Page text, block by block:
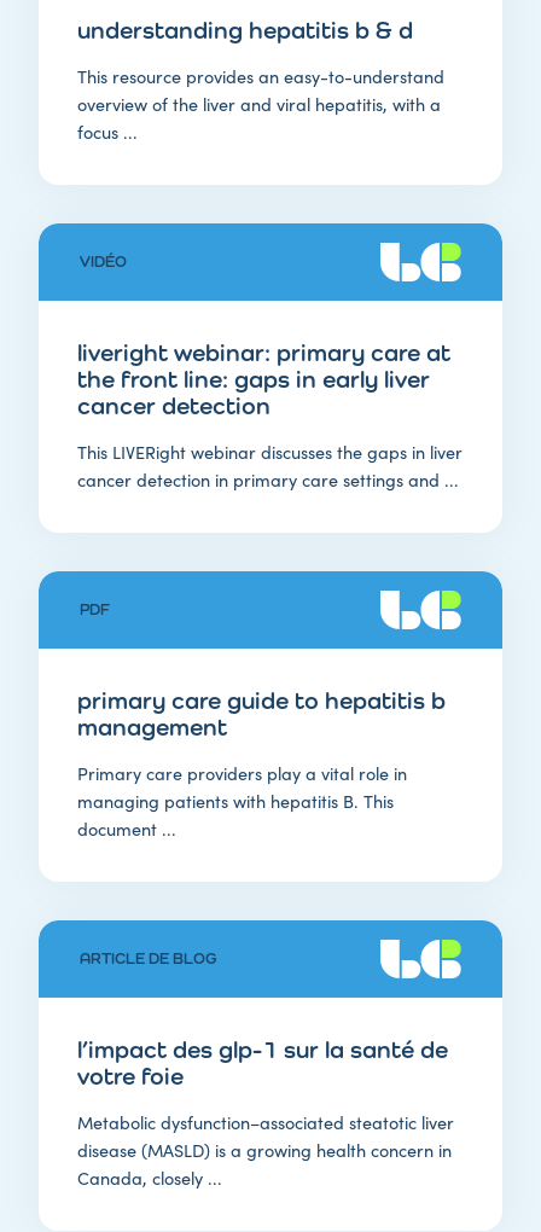
understanding hepatitis b & d
This resource provides an easy-to-understand
overview of the liver and viral hepatitis, with a
focus ...
VIDÉO
liveright webinar: primary care at
the front line: gaps in early liver
cancer detection
This LIVERight webinar discusses the gaps in liver
cancer detection in primary care settings and ...
PDF
primary care guide to hepatitis b
management
Primary care providers play a vital role in
managing patients with hepatitis B. This
document ...
ARTICLE DE BLOG
l’impact des glp-1 sur la santé de
votre foie
Metabolic dysfunction–associated steatotic liver
disease (MASLD) is a growing health concern in
Canada, closely ...